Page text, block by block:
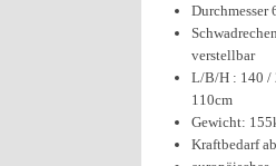
Durchmesser
verstellbar
L/B/H : 140 /
110cm
Gewicht:
Kraftbedarf